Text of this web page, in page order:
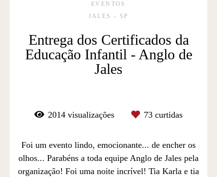
EVENTOS
JALES - SP
Entrega dos Certificados da
Educação Infantil - Anglo de
Jales
2014 visualizações 73 curtidas
Foi um evento lindo, emocionante... de encher os
olhos... Parabéns a toda equipe Anglo de Jales pela
organização! Foi uma noite incrível! Tia Karla e tia